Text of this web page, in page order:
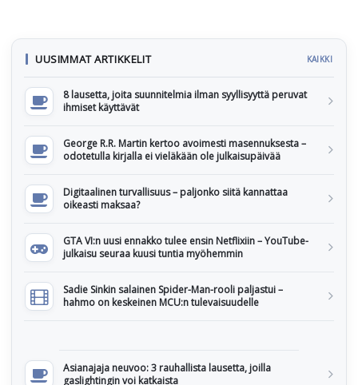
UUSIMMAT ARTIKKELIT KAIKKI
8 lausetta, joita suunnitelmia ilman syyllisyyttä peruvat
ihmiset käyttävät
George R.R. Martin kertoo avoimesti masennuksesta –
odotetulla kirjalla ei vieläkään ole julkaisupäivää
Digitaalinen turvallisuus – paljonko siitä kannattaa
oikeasti maksaa?
GTA VI:n uusi ennakko tulee ensin Netflixiin – YouTube-
julkaisu seuraa kuusi tuntia myöhemmin
Sadie Sinkin salainen Spider-Man-rooli paljastui –
hahmo on keskeinen MCU:n tulevaisuudelle
Asianajaja neuvoo: 3 rauhallista lausetta, joilla
gaslightingin voi katkaista